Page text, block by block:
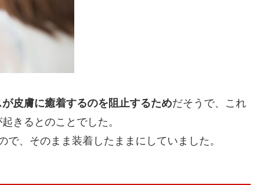
皮膚に癒着するのを阻止するためだそうで、これ
きるとのことでした。
、そのまま装着したままにしていました。